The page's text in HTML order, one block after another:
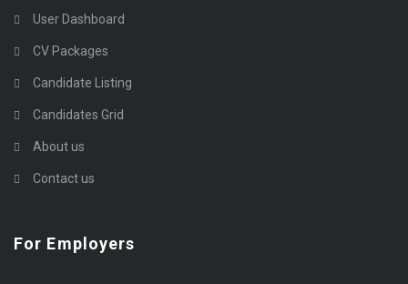
User Dashboard
CV Packages
Candidate Listing
Candidates Grid
About us
Contact us
For Employers